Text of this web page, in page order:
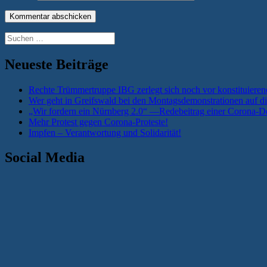
Suchen
nach:
Neueste Beiträge
Rechte Trümmertruppe IBG zerlegt sich noch vor
Wer geht in Greifswald bei den Montagsdemonstrationen auf
„Wir fordern ein Nürnberg 2.0“ —Redebeitrag einer Corona-
Mehr Protest gegen Corona-Proteste!
Impfen – Verantwortung und Solidarität!
Social Media